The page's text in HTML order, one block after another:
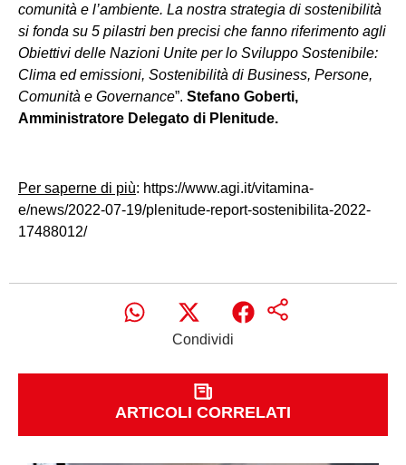
comunità e l’ambiente. La nostra strategia di sostenibilità
si fonda su 5 pilastri ben precisi che fanno riferimento agli
Obiettivi delle Nazioni Unite per lo Sviluppo Sostenibile:
Clima ed emissioni, Sostenibilità di Business, Persone,
Comunità e Governance”. Stefano Goberti,
Amministratore Delegato di Plenitude.
Per saperne di più: https://www.agi.it/vitamina-
e/news/2022-07-19/plenitude-report-sostenibilita-2022-
17488012/
Condividi
ARTICOLI CORRELATI